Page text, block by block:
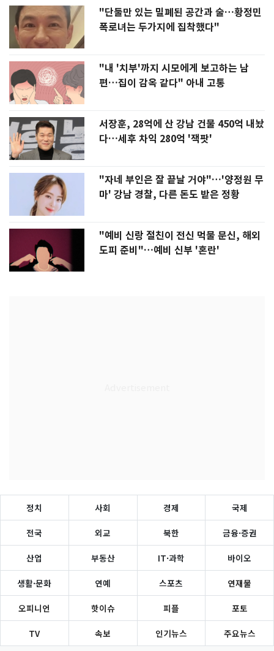
"단둘만 있는 밀폐된 공간과 술…황정민
폭로녀는 두가지에 집착했다"
"내 '치부'까지 시모에게 보고하는 남
편…집이 감옥 같다" 아내 고통
서장훈, 28억에 산 강남 건물 450억 내놨
다…세후 차익 280억 '잭팟'
"자네 부인은 잘 끝날 거야"…'양정원 무
마' 강남 경찰, 다른 돈도 받은 정황
"예비 신랑 절친이 전신 먹물 문신, 해외
도피 준비"…예비 신부 '혼란'
정치 사회 경제 국제
전국 외교 북한 금융·증권
산업 부동산 IT·과학 바이오
생활·문화 연예 스포츠 연재물
오피니언 핫이슈 피플 포토
TV 속보 인기뉴스 주요뉴스